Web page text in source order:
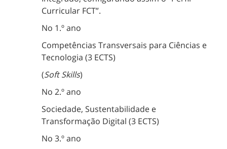
Curricular FCT”.
No 1.º ano
Competências Transversais para Ciências e
Tecnologia (3 ECTS)
(Soft Skills)
No 2.º ano
Sociedade, Sustentabilidade e
Transformação Digital (3 ECTS)
No 3.º ano